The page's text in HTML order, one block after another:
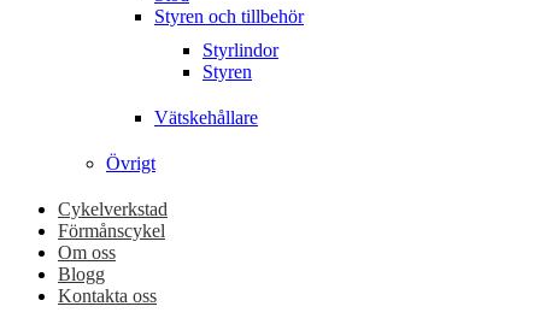
Styren och tillbehör
Styrlindor
Styren
Vätskehållare
Övrigt
Cykelverkstad
Förmånscykel
Om oss
Blogg
Kontakta oss